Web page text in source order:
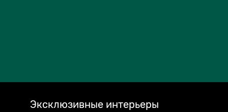
Эксклюзивные интерьеры